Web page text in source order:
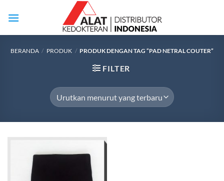
BERANDA / PRODUK / PRODUK DENGAN TAG “PAD NETRAL COUTER”
FILTER